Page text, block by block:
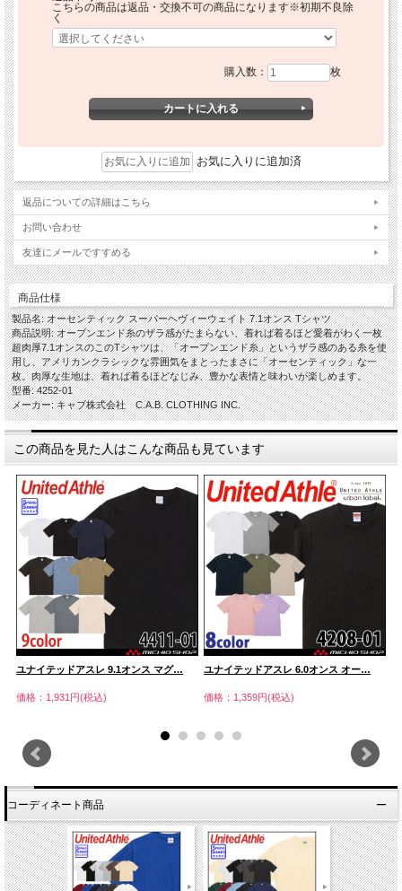
こちらの商品は返品・交換不可の商品になります※初期不良除
く
購入数： 枚
お気に入りに追加済
返品についての詳細はこちら
お問い合わせ
友達にメールですすめる
商品仕様
製品名: オーセンティック スーパーヘヴィーウェイト 7.1オンス Tシャツ
商品説明: オープンエンド糸のザラ感がたまらない、着れば着るほど愛着がわく一枚
超肉厚7.1オンスのこのTシャツは、「オープンエンド糸」というザラ感のある糸を使
用し、アメリカンクラシックな雰囲気をまとったまさに「オーセンティック」な一
枚。肉厚な生地は、着れば着るほどなじみ、豊かな表情と味わいが楽しめます。
型番: 4252-01
メーカー: キャブ株式会社 C.A.B. CLOTHING INC.
この商品を見た人はこんな商品も見ています
ユナイテッドアスレ 9.1オンス マグ…
価格：1,931円(税込)
ユナイテッドアスレ 6.0オンス オー…
価格：1,359円(税込)
コーディネート商品